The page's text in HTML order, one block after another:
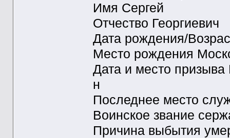
Имя Сергей
Отчество Георгиевич
Дата рождения/
Место рождения
Дата и место
н
Последнее место
Воинское звание
Причина выбытия